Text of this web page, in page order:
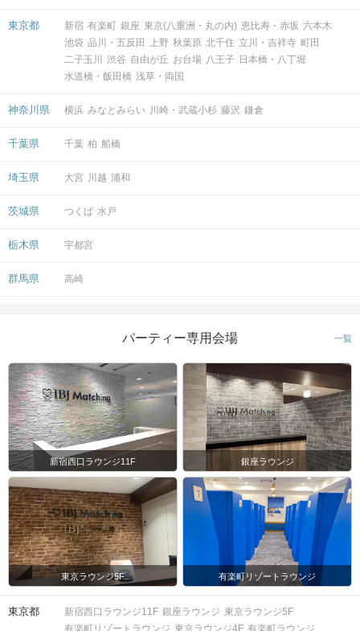
東京都 新宿 有楽町 銀座 東京(八重洲・丸の内) 恵比寿・赤坂 六本木
池袋 品川・五反田 上野 秋葉原 北千住 立川・吉祥寺 町田
二子玉川
渋谷 自由が丘 お台場 八王子 日本橋・八丁堀
水道橋・飯田橋 浅草・両国
神奈川県 横浜 みなとみらい 川崎・武蔵小杉 藤沢 鎌倉
千葉県 千葉 柏 船橋
埼玉県 大宮 川越 浦和
茨城県 つくば 水戸
栃木県 宇都宮
群馬県 高崎
パーティー専用会場 一覧
新宿西口ラウンジ11F 銀座ラウンジ
東京ラウンジ5F 有楽町リゾートラウンジ
東京都 新宿西口ラウンジ11F 銀座ラウンジ 東京ラウンジ5F